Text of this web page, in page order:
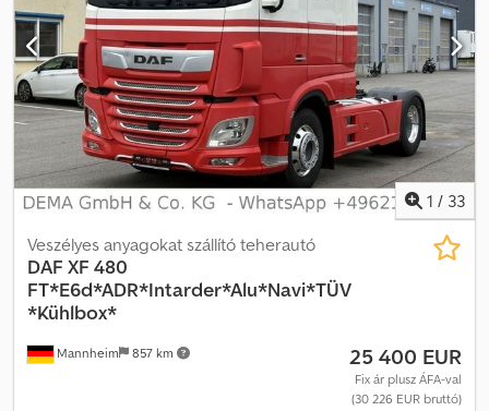
tartálykocsi hidraulika, légrugózásos vezetőülés, napellenző, 1
fekvőhely * Első gumik: 315/70R22,5 (5/2 mm) * Hátsó gumik:
315/70R22,5 (4/4/4/4 mm) --- E-mail címünk: Szolgáltatásaink:
Csdpfoyv T N Rex Actjrf - Rövid távú vagy vámjelvények
beszerzése - EU-n belüli átvezetés/szállítás - Járművek
vámkezelése harmadik országba WhatsApp-on elérhető angol,
német, orosz és más nyelveken:
1 / 33
Mannheim 857 km
Veszélyes anyagokat szállító teherautó
DAF XF 480
FT*E6d*ADR*Intarder*Alu*Navi*TÜV
*Kühlbox*
25 400 EUR
Fix ár plusz ÁFA-val
(30 226 EUR bruttó)